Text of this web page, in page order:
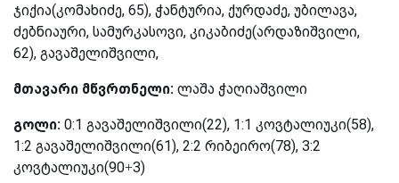
ჯიქია(კომახიძე, 65), ჭანტურია, ქურდაძე, უბილავა,
ძებნიაური, სამურკასოვი, კიკაბიძე(არდაზიშვილი,
62), გავაშელიშვილი,
მთავარი მწვრთნელი: ლაშა ჭაღიაშვილი
გოლი: 0:1 გავაშელიშვილი(22), 1:1 კოვტალიუკი(58),
1:2 გავაშელიშვილი(61), 2:2 რიბეირო(78), 3:2
კოვტალიუკი(90+3)